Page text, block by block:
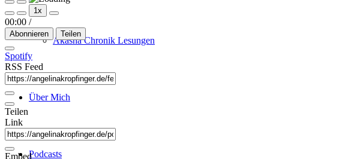
Akasha Chronik Lesungen
Über Mich
Podcasts
Play
Episode
Pause
Episode
1x
00:00 /
Abonnieren Teilen
Spotify
RSS Feed
Teilen
Link
Embed